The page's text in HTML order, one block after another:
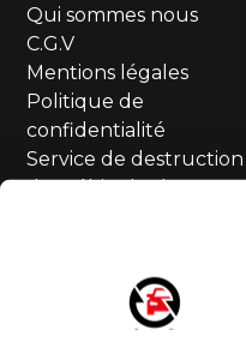
Qui sommes nous
C.G.V
Mentions légales
Politique de
confidentialité
Service de destruction
des véhicules hors
SAV et Retour
Partenaires
Accessibilité numérique